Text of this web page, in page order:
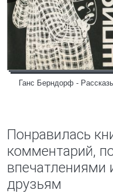
Ганс Берндорф -
Понравилась
комментарий,
впечатлениями
друзьям